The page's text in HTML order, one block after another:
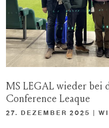
MS LEGAL wieder bei
Conference Leaque
27. DEZEMBER 2025 |